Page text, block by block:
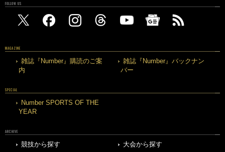
FOLLOW US
MAGAZINE
雑誌『Number』購読のご案
内
雑誌『Number』バックナン
バー
SPECIAL
Number SPORTS OF THE
YEAR
ARCHIVE
競技から探す
大会から探す